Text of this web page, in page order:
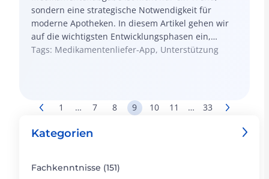
sondern eine strategische Notwendigkeit für
moderne Apotheken. In diesem Artikel gehen wir
auf die wichtigsten Entwicklungsphasen ein,
vergleichen maßgeschneiderte Lösungen und
um eine sichere und bequeme Anwendung zu
Tags: Medikamentenliefer-App, Unterstützung
1 … 7 8 9 10 11 … 33
Kategorien
Fachkenntnisse (151)